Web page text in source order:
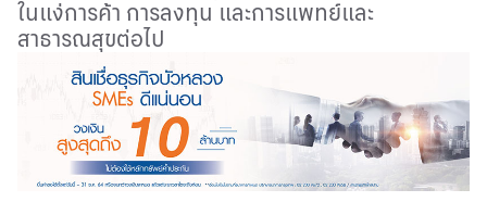
ในแง่การค้า การลงทุน และการแพทย์และ
สาธารณสุขต่อไป